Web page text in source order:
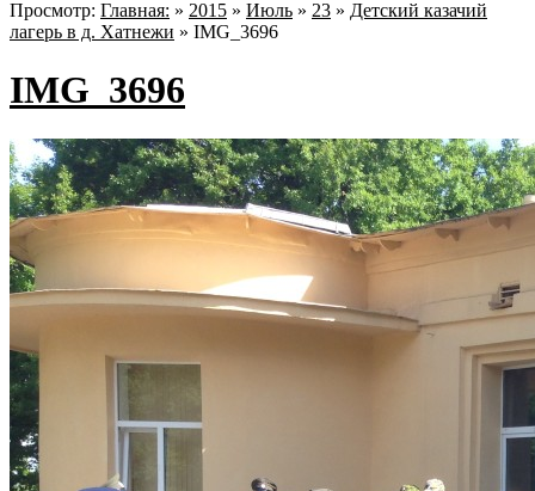
Просмотр: Главная: » 2015 » Июль » 23 » Детский казачий
лагерь в д. Хатнежи » IMG_3696
IMG_3696